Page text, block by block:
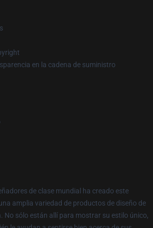
en la cadena de suministro
de clase mundial ha creado este
amplia variedad de productos de diseño de
No sólo están allí para mostrar su estilo único,